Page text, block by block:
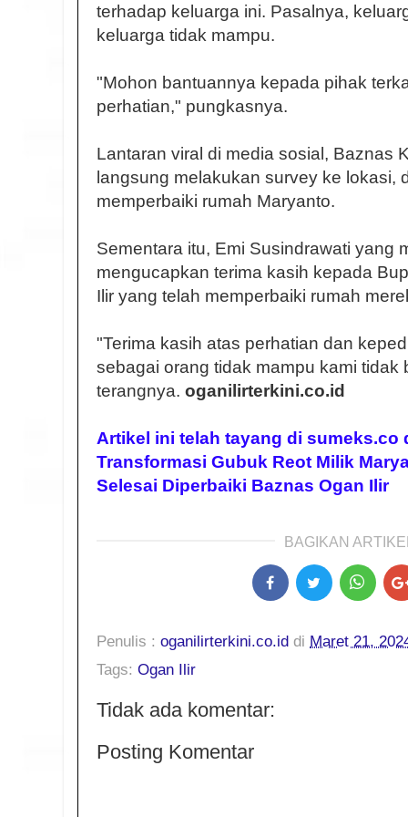
terhadap keluarga ini. Pasalnya,
keluarga tidak mampu.
"Mohon bantuannya kepada pihak
perhatian," pungkasnya.
Lantaran viral di media sosial, Baznas
langsung melakukan survey ke lokasi,
memperbaiki rumah Maryanto.
Sementara itu, Emi Susindrawati yang
mengucapkan terima kasih kepada
Ilir yang telah memperbaiki rumah
"Terima kasih atas perhatian dan
sebagai orang tidak mampu kami tidak
terangnya. oganilirterkini.co.id
Artikel ini telah tayang di sumeks.co
Transformasi Gubuk Reot Milik
Selesai Diperbaiki Baznas Ogan Ilir
BAGIKAN
Penulis : oganilirterkini.co.id di Maret 21,
Tags: Ogan Ilir
Tidak ada komentar:
Posting Komentar